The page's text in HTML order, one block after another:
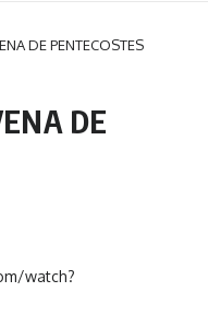
DE PENTECOSTES
DE
watch?